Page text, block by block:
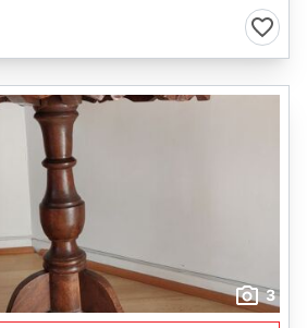
3